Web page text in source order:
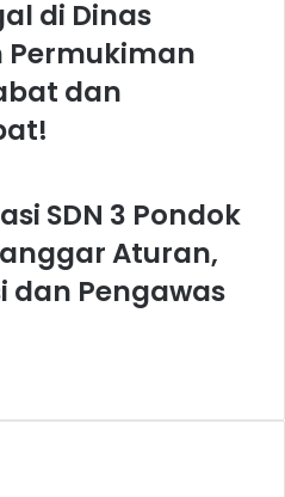
di Dinas
Permukiman
dan
SDN 3 Pondok
Aturan,
dan Pengawas